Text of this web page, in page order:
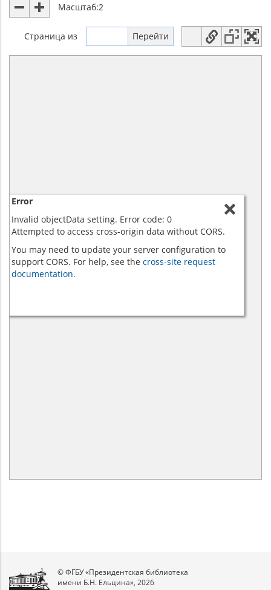
Масштаб:2
Страница из
Error
Invalid objectData setting. Error code: 0
Attempted to access cross-origin data without CORS.
You may need to update your server configuration to
support CORS. For help, see the cross-site request
documentation.
© ФГБУ «Президентская библиотека
имени Б.Н. Ельцина», 2026